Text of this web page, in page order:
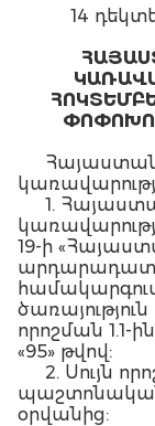
14
1.
19-ի
որոշման 1.1-
«95» թվով:
2. Սույն
օրվանից: